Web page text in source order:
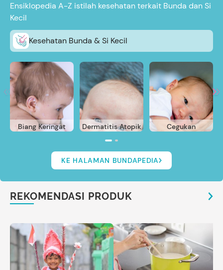
Ensiklopedia A-Z istilah kesehatan terkait Bunda dan Si
Kecil
Kesehatan Bunda & Si Kecil
Biang Keringat Dermatitis Atopik Cegukan
KE HALAMAN BUNDAPEDIA
REKOMENDASI PRODUK